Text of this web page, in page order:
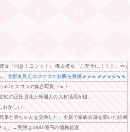
女「同意！ヨシッ！」 俺＆彼女「ご安全に！！！」⇒
、全部丸見えのスケスケお胸を投稿ｗｗｗｗｗｗｗｗｗ
JCミスコンの集合写真⇒ｗ！
の正社員化と外国人の人材活用が鍵」
かしい」
弟と赤ちゃんを交換した」全員で家族会議を開いた結
ん」→実態は2881億円の債務超過